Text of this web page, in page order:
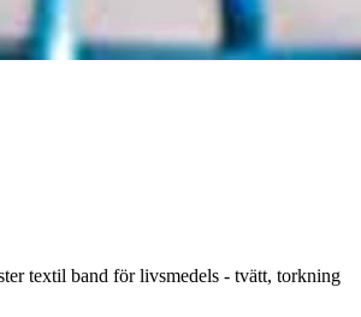
textil band för livsmedels - tvätt, torkning